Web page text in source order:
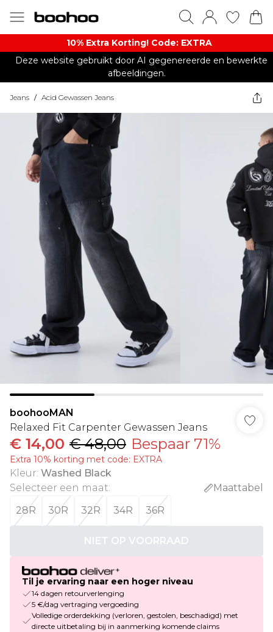
10% Extra Korting! Code: EXTRA​
Deze website gebruikt door AI gegenereerde en bewerkte
afbeeldingen.
Jeans / Acid Gewassen Jeans
boohooMAN
Relaxed Fit Carpenter Gewassen Jeans
€ 14,00 € 48,00 Bespaar 71%
Extra 10% korting met code: EXTRA
Kleur: Washed Black
Selecteer een maat:
Maattabel
28R
30R 32R 34R 36R
NIET OP VOORRAAD
Til je ervaring naar een hoger niveau
14 dagen retourverlenging
5 €/dag vertraging vergoeding
Volledige orderdekking (verloren, gestolen, beschadigd) met
directe uitbetaling bij in aanmerking komende claims